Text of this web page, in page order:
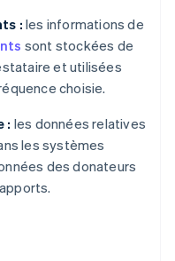
: les informations de
sont stockées de
et utilisées
choisie.
: les données relatives
les systèmes
des donateurs